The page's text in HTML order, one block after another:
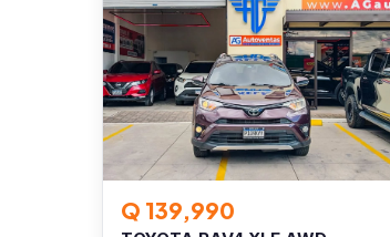
Q 139,990